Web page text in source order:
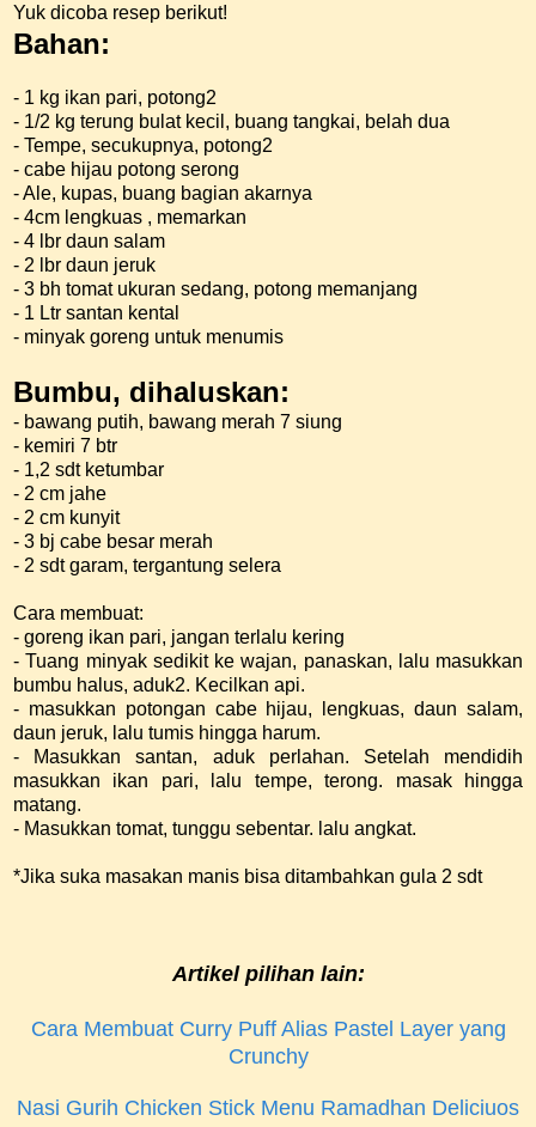
Yuk dicoba resep berikut!
Bahan:
- 1 kg ikan pari, potong2
- 1/2 kg terung bulat kecil, buang tangkai, belah dua
- Tempe, secukupnya, potong2
- cabe hijau potong serong
- Ale, kupas, buang bagian akarnya
- 4cm lengkuas , memarkan
- 4 lbr daun salam
- 2 lbr daun jeruk
- 3 bh tomat ukuran sedang, potong memanjang
- 1 Ltr santan kental
- minyak goreng untuk menumis
Bumbu, dihaluskan:
- bawang putih, bawang merah 7 siung
- kemiri 7 btr
- 1,2 sdt ketumbar
- 2 cm jahe
- 2 cm kunyit
- 3 bj cabe besar merah
- 2 sdt garam, tergantung selera
Cara membuat:
- goreng ikan pari, jangan terlalu kering
- Tuang minyak sedikit ke wajan, panaskan, lalu masukkan
bumbu halus, aduk2. Kecilkan api.
- masukkan potongan cabe hijau, lengkuas, daun salam,
daun jeruk, lalu tumis hingga harum.
- Masukkan santan, aduk perlahan. Setelah mendidih
masukkan ikan pari, lalu tempe, terong. masak hingga
matang.
- Masukkan tomat, tunggu sebentar. lalu angkat.
*Jika suka masakan manis bisa ditambahkan gula 2 sdt
Artikel pilihan lain:
Cara Membuat Curry Puff Alias Pastel Layer yang
Crunchy
Nasi Gurih Chicken Stick Menu Ramadhan Deliciuos